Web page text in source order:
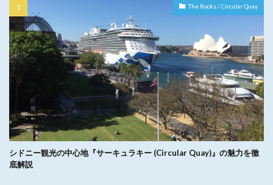
The Rocks / Circular Quay
シドニー観光の中心地『サーキュラキー (Circular Quay)』の魅力を徹
底解説